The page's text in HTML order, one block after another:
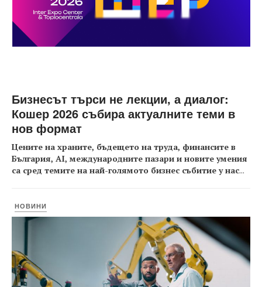
Бизнесът търси не лекции, а диалог:
Кошер 2026 събира актуалните теми в
нов формат
Цените на храните, бъдещето на труда, финансите в
България, AI, международните пазари и новите умения
са сред темите на най-голямото бизнес събитие у нас...
НОВИНИ